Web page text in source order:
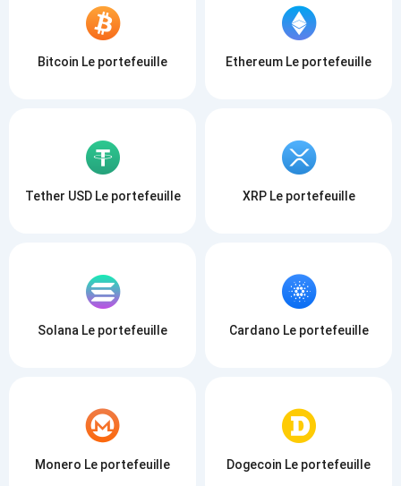
Bitcoin Le portefeuille Ethereum Le portefeuille
Tether USD Le portefeuille XRP Le portefeuille
Solana Le portefeuille Cardano Le portefeuille
Monero Le portefeuille Dogecoin Le portefeuille